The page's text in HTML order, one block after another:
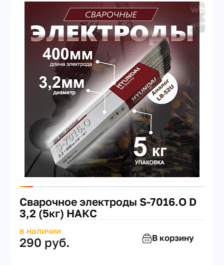
Сварочное электроды S-7016.O D
3,2 (5кг) НАКС
в наличии
290 руб. В корзину